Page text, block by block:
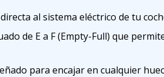
al sistema eléctrico de tu
de E a F (Empty-Full) que
para encajar en cualquier